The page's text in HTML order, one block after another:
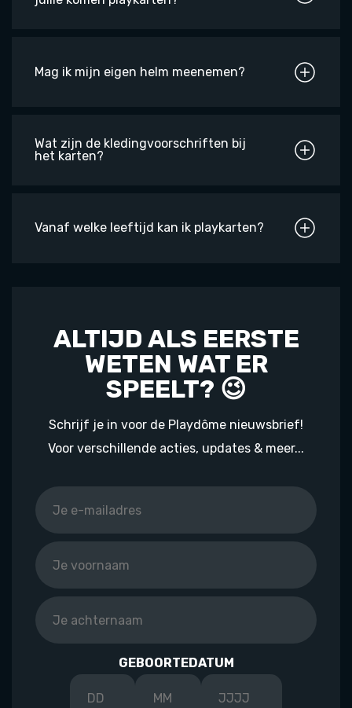
Mag ik mijn eigen helm meenemen?
Wat zijn de kledingvoorschriften bij
het karten?
Vanaf welke leeftijd kan ik playkarten?
ALTIJD ALS EERSTE
WETEN WAT ER
SPEELT? 😉
Schrijf je in voor de Playdôme nieuwsbrief!
Voor verschillende acties, updates & meer...
GEBOORTEDATUM